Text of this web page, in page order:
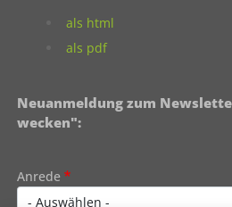
als html
als pdf
Neuanmeldung zum
wecken":
Anrede